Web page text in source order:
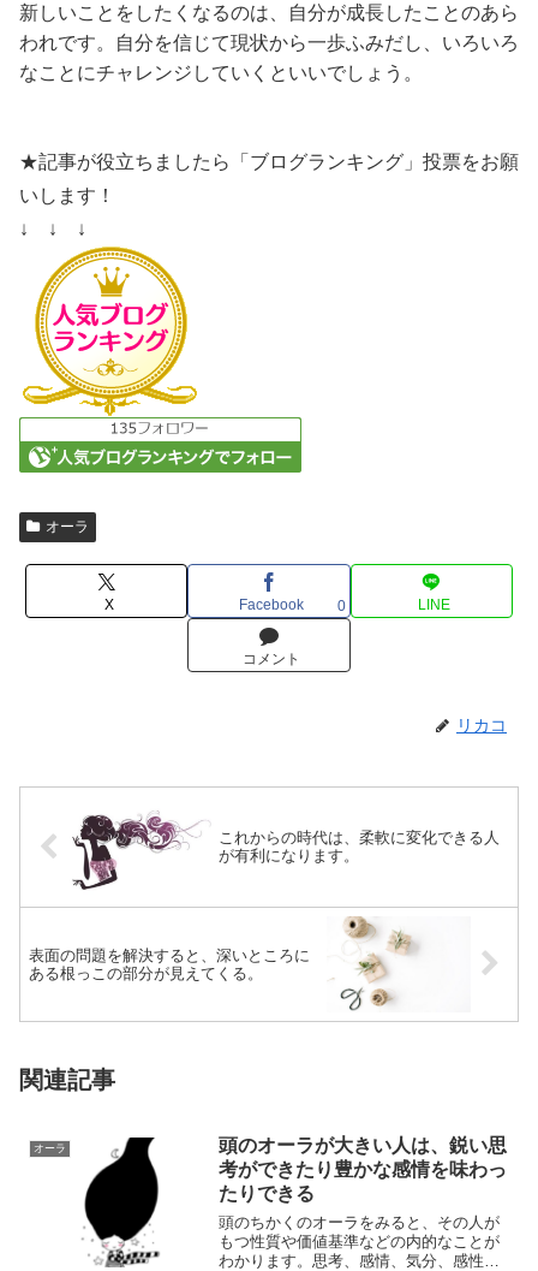
新しいことをしたくなるのは、自分が成長したことのあら
われです。自分を信じて現状から一歩ふみだし、いろいろ
なことにチャレンジしていくといいでしょう。
★記事が役立ちましたら「ブログランキング」投票をお願
いします！
↓ ↓ ↓
オーラ
X Facebook 0 LINE
コメント
リカコ
これからの時代は、柔軟に変化できる人
が有利になります。
表面の問題を解決すると、深いところに
ある根っこの部分が見えてくる。
関連記事
オーラ
頭のオーラが大きい人は、鋭い思
考ができたり豊かな感情を味わっ
たりできる
頭のちかくのオーラをみると、その人が
もつ性質や価値基準などの内的なことが
わかります。思考、感情、気分、感性と